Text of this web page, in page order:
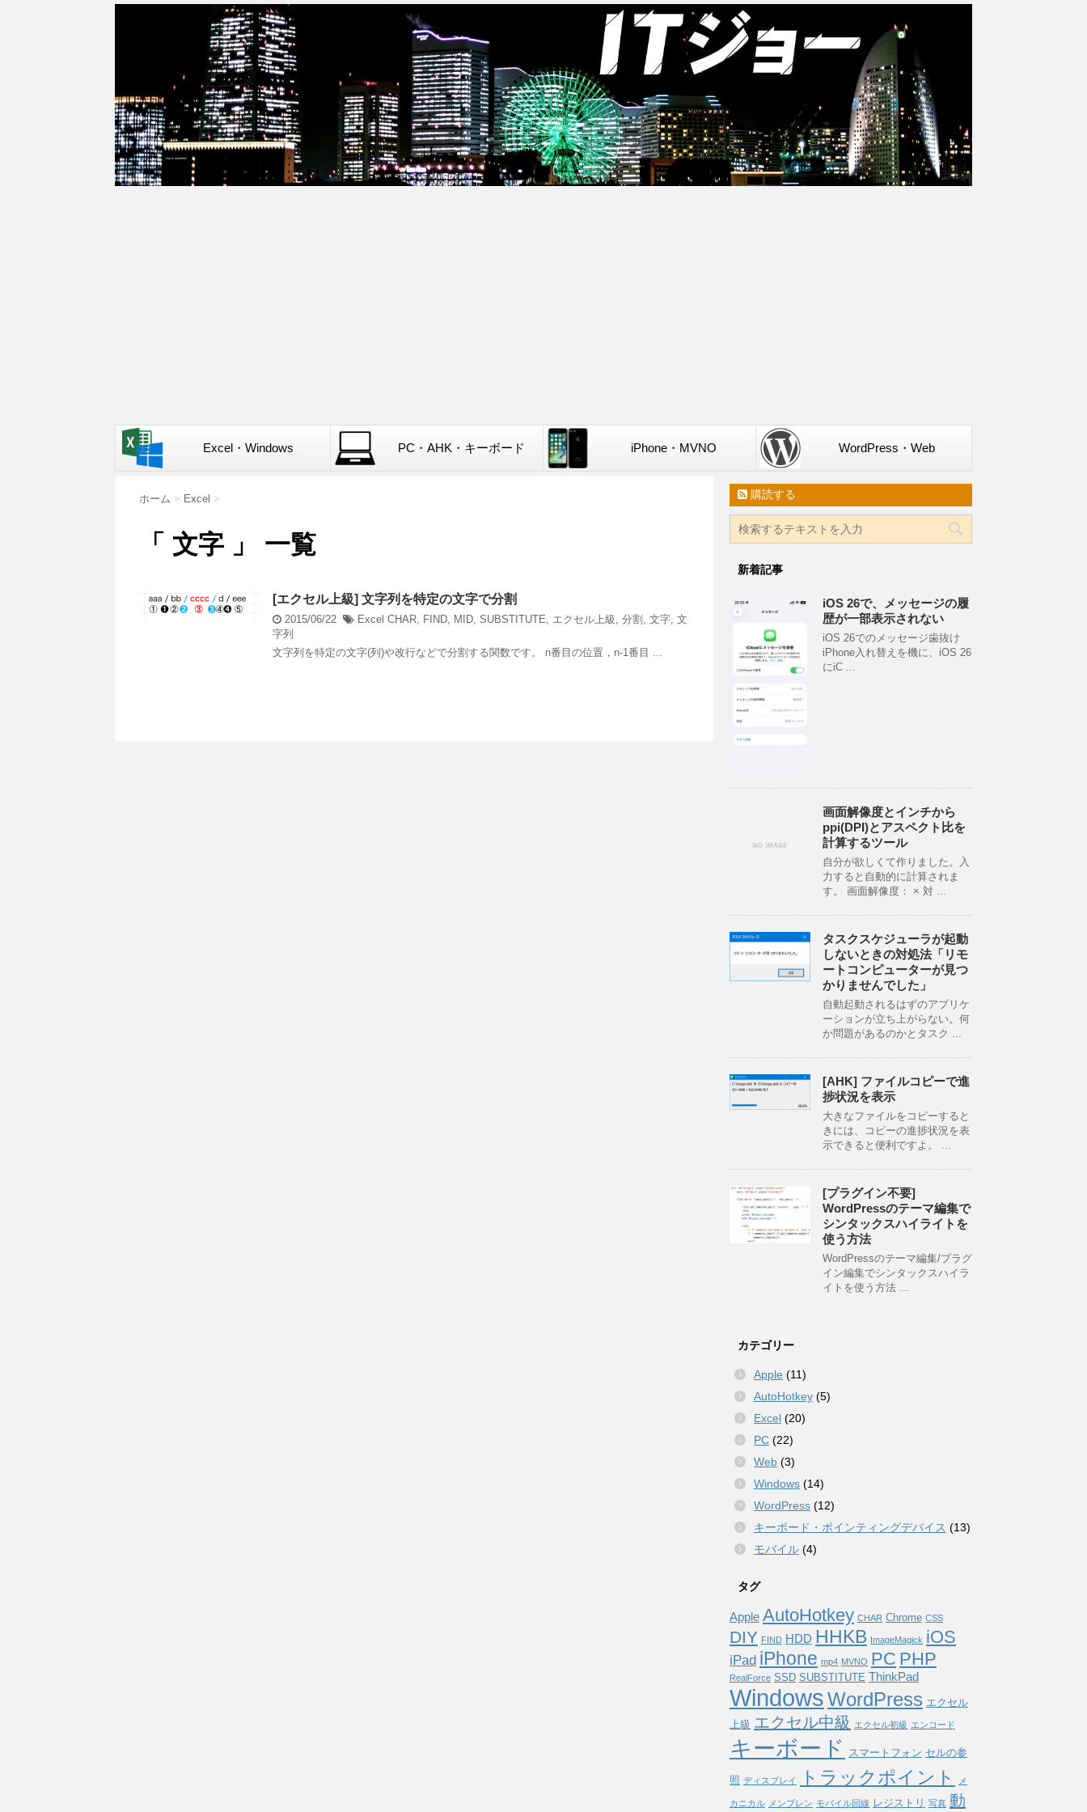
Excel・Windows PC・AHK・キーボード iPhone・MVNO WordPress・Web
ホーム > Excel >
「 文字 」 一覧
[エクセル上級] 文字列を特定の文字で分割
2015/06/22 Excel CHAR FIND MID SUBSTITUTE エクセル上級 分割 文字 文
字列
文字列を特定の文字(列)や改行などで分割する関数です。 n番目の位置，n-1番目 ...
購読する
新着記事
iOS 26で、メッセージの履
歴が一部表示されない
iOS 26でのメッセージ歯抜け
iPhone入れ替えを機に、iOS 26
にiC ...
画面解像度とインチから
ppi(DPI)とアスペクト比を
計算するツール
自分が欲しくて作りました。入
力すると自動的に計算されま
す。 画面解像度： × 対 ...
タスクスケジューラが起動
しないときの対処法「リモ
ートコンピューターが見つ
かりませんでした」
自動起動されるはずのアプリケ
ーションが立ち上がらない。何
か問題があるのかとタスク ...
[AHK] ファイルコピーで進
捗状況を表示
大きなファイルをコピーすると
きには、コピーの進捗状況を表
示できると便利ですよ。 ...
[プラグイン不要]
WordPressのテーマ編集で
シンタックスハイライトを
使う方法
WordPressのテーマ編集/プラグ
イン編集でシンタックスハイラ
イトを使う方法 ...
カテゴリー
Apple (11)
AutoHotkey (5)
Excel (20)
PC (22)
Web (3)
Windows (14)
WordPress (12)
キーボード・ポインティングデバイス (13)
モバイル (4)
タグ
Apple AutoHotkey CHAR Chrome CSS
DIY FIND HDD HHKB ImageMagick iOS
iPad iPhone mp4 MVNO PC PHP
RealForce SSD SUBSTITUTE ThinkPad
WindowsWordPress エクセル
上級 エクセル中級 エクセル初級 エンコード
キーボード スマートフォン セルの参
照 ディスプレイ トラックポイント メ
カニカル メンブレン モバイル回線 レジストリ 写真 動